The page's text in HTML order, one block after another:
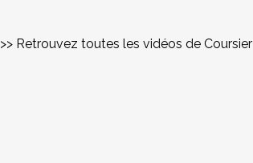
>> Retrouvez toutes les vidéos de Coursier